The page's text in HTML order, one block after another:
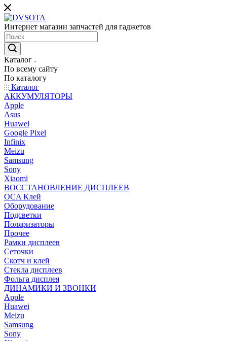
Интернет магазин запчастей для гаджетов
Каталог
По всему сайту
По каталогу
Каталог
АККУМУЛЯТОРЫ
Apple
Asus
Huawei
Google Pixel
Infinix
Meizu
Samsung
Sony
Xiaomi
ВОССТАНОВЛЕНИЕ ДИСПЛЕЕВ
OCA Клей
Оборудование
Подсветки
Поляризаторы
Прочее
Рамки дисплеев
Сеточки
Скотч и клей
Стекла дисплеев
Фольга дисплея
ДИНАМИКИ И ЗВОНКИ
Apple
Huawei
Meizu
Samsung
Sony